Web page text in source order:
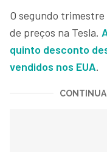
O segundo
de preços na Tesla.
quinto desconto
vendidos nos EUA.
CONTINUA